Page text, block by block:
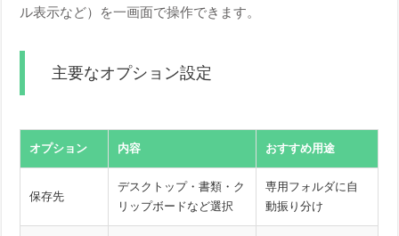
ル表示など）を一画面で操作できます。
主要なオプション設定
オプション 内容 おすすめ用途
保存先
デスクトップ・書類・ク
リップボードなど選択
専用フォルダに自
動振り分け